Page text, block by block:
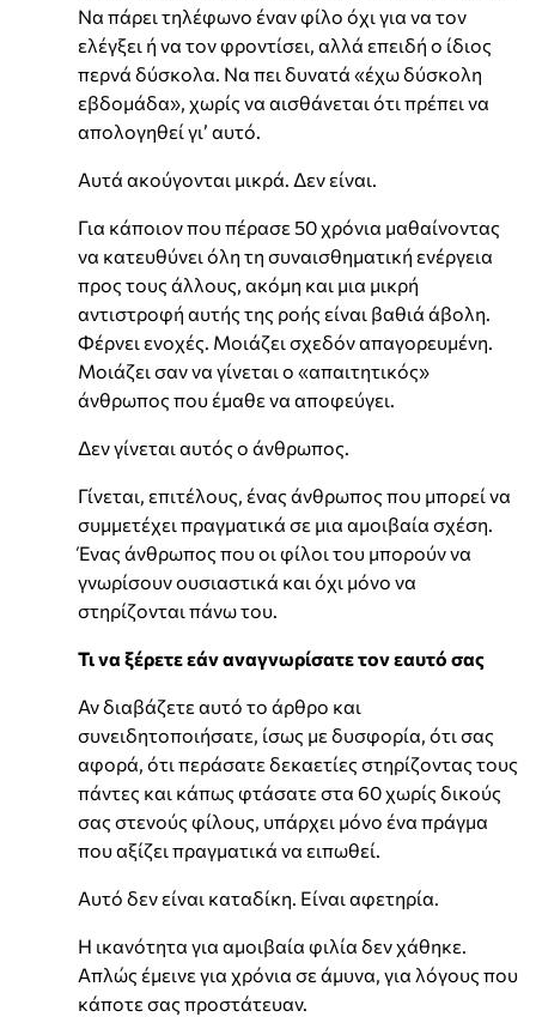
Να πάρει τηλέφωνο έναν φίλο όχι για να τον
ελέγξει ή να τον φροντίσει, αλλά επειδή ο ίδιος
περνά δύσκολα. Να πει δυνατά «έχω δύσκολη
εβδομάδα», χωρίς να αισθάνεται ότι πρέπει να
απολογηθεί γι’ αυτό.
Αυτά ακούγονται μικρά. Δεν είναι.
Για κάποιον που πέρασε 50 χρόνια μαθαίνοντας
να κατευθύνει όλη τη συναισθηματική ενέργεια
προς τους άλλους, ακόμη και μια μικρή
αντιστροφή αυτής της ροής είναι βαθιά άβολη.
Φέρνει ενοχές. Μοιάζει σχεδόν απαγορευμένη.
Μοιάζει σαν να γίνεται ο «απαιτητικός»
άνθρωπος που έμαθε να αποφεύγει.
Δεν γίνεται αυτός ο άνθρωπος.
Γίνεται, επιτέλους, ένας άνθρωπος που μπορεί να
συμμετέχει πραγματικά σε μια αμοιβαία σχέση.
Ένας άνθρωπος που οι φίλοι του μπορούν να
γνωρίσουν ουσιαστικά και όχι μόνο να
στηρίζονται πάνω του.
Τι να ξέρετε εάν αναγνωρίσατε τον εαυτό σας
Αν διαβάζετε αυτό το άρθρο και
συνειδητοποιήσατε, ίσως με δυσφορία, ότι σας
αφορά, ότι περάσατε δεκαετίες στηρίζοντας τους
πάντες και κάπως φτάσατε στα 60 χωρίς δικούς
σας στενούς φίλους, υπάρχει μόνο ένα πράγμα
που αξίζει πραγματικά να ειπωθεί.
Αυτό δεν είναι καταδίκη. Είναι αφετηρία.
Η ικανότητα για αμοιβαία φιλία δεν χάθηκε.
Απλώς έμεινε για χρόνια σε άμυνα, για λόγους που
κάποτε σας προστάτευαν.